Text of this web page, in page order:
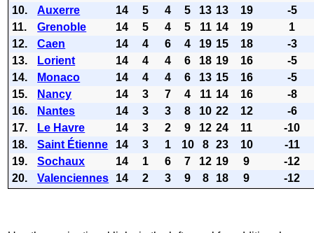
10.
Auxerre 14 5 4 5 13 13 19
-5
11.
Grenoble 14 5 4 5 11 14 19
1
12.
Caen 14 4 6 4 19 15 18
-3
13.
Lorient 14 4 4 6 18 19 16
-5
14.
Monaco 14 4 4 6 13 15 16
-5
15.
Nancy 14 3 7 4 11 14 16
-8
16.
Nantes 14 3 3 8 10 22 12
-6
17.
Le Havre 14 3 2 9 12 24 11
-10
18.
Saint Étienne 14 3 1 10 8 23 10
-11
19.
Sochaux 14 1 6 7 12 19 9
-12
20.
Valenciennes 14 2 3 9 8 18 9 -12